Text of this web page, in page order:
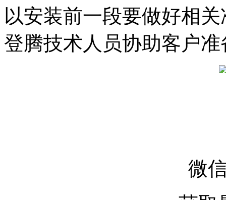
以安装前一段要做好相
登腾技术人员协助客户准
微